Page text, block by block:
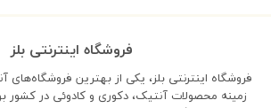
فروشگاه اینترنتی بلز
فروشگاه اینترنتی بلز، یکی از بهترین فروشگاه‌های
زمینه محصولات آنتیک، دکوری و کادوئی در کشور